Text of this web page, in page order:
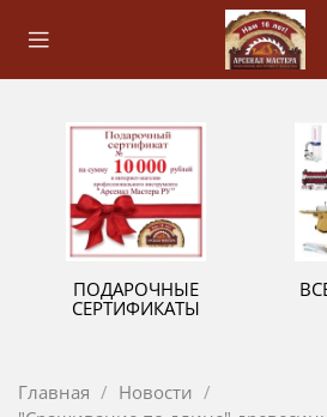
ПОДАРОЧНЫЕ
СЕРТИФИКАТЫ
Главная
Новости